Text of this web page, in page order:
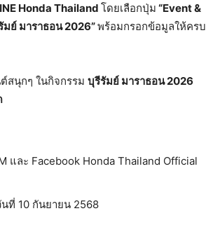
Honda Thailand โดยเลือกปุ่ม “Event &
ย์ มาราธอน 2026”พร้อมกรอกข้อมูลให้ครบ
สนุกๆ ในกิจกรรม บุรีรัมย์ มาราธอน 2026
และ Facebook Honda Thailand Official
ที่ 10 กันยายน 2568